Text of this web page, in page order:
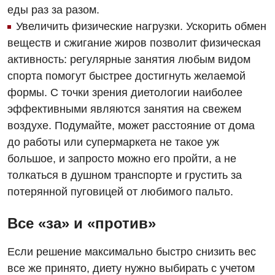
Детская дерматовенерология
Детская кардиоревматология
Детская неврология
Детская ортопедия и травматология
Детская оториноларингология
Детская офтальмология
Детская урология
Детская хирургия
еды раз за разом.
Увеличить физические нагрузки. Ускорить обмен
веществ и сжигание жиров позволит физическая
активность: регулярные занятия любым видом
спорта помогут быстрее достигнуть желаемой
формы. С точки зрения диетологии наиболее
эффективными являются занятия на свежем
воздухе. Подумайте, может расстояние от дома
до работы или супермаркета не такое уж
большое, и запросто можно его пройти, а не
толкаться в душном транспорте и грустить за
потерянной пуговицей от любимого пальто.
Все «за» и «против»
Если решение максимально быстро снизить вес
все же принято, диету нужно выбирать с учетом